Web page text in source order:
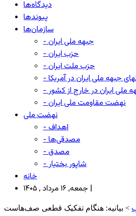
دیدگاه‌ها
پیوندها
سازمان‌ها
- جبهه ملی ایران
- حزب ایران
- حزب ملت ایران
جبهه ملی ایران در آمریکا
ملی ایران در خارج از کشور
- نهضت مقاومت ملی ایران
نهضت ملی
- اهداف
- مصدقی‌ها
- مصدق
- شاپور بختیار
خانه
جمعه, ۱۶ مرداد , ۱۴۰۵ |
> بیانیه: هنگام تفکیک قطعی صف‌هاست